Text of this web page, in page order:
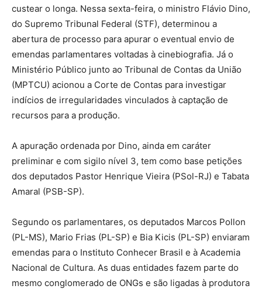
custear o longa. Nessa sexta-feira, o ministro Flávio Dino,
do Supremo Tribunal Federal (STF), determinou a
abertura de processo para apurar o eventual envio de
emendas parlamentares voltadas à cinebiografia. Já o
Ministério Público junto ao Tribunal de Contas da União
(MPTCU) acionou a Corte de Contas para investigar
indícios de irregularidades vinculados à captação de
recursos para a produção.
A apuração ordenada por Dino, ainda em caráter
preliminar e com sigilo nível 3, tem como base petições
dos deputados Pastor Henrique Vieira (PSol-RJ) e Tabata
Amaral (PSB-SP).
Segundo os parlamentares, os deputados Marcos Pollon
(PL-MS), Mario Frias (PL-SP) e Bia Kicis (PL-SP) enviaram
emendas para o Instituto Conhecer Brasil e à Academia
Nacional de Cultura. As duas entidades fazem parte do
mesmo conglomerado de ONGs e são ligadas à produtora